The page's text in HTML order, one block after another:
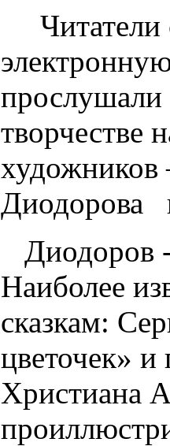
Читатели
прослушали
творчестве
художников
Диодорова
Диодоров
Наиболее
сказкам:
цветочек» и
Христиана